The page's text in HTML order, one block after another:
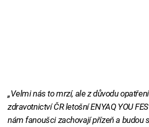
„Velmi nás to mrzí, ale z důvodu
zdravotnictví ČR letošní ENYAQ YOU
nám fanoušci zachovají přízeň a budou